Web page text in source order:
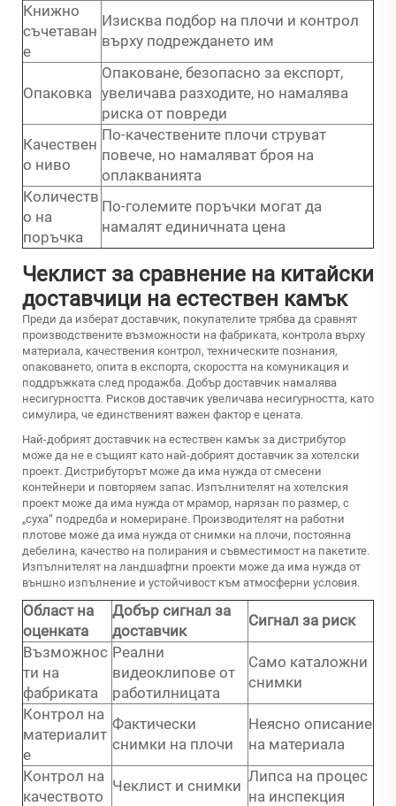
Книжно
съчетаван
е
Изисква подбор на плочи и контрол
върху подреждането им
Опаковка
Опаковане, безопасно за експорт,
увеличава разходите, но намалява
риска от повреди
Качествен
о ниво
По-качествените плочи струват
повече, но намаляват броя на
оплакванията
Количеств
о на
поръчка
По-големите поръчки могат да
намалят единичната цена
Чеклист за сравнение на китайски
доставчици на естествен камък
Преди да изберат доставчик, покупателите трябва да сравнят
производствените възможности на фабриката, контрола върху
материала, качествения контрол, техническите познания,
опаковането, опита в експорта, скоростта на комуникация и
поддръжката след продажба. Добър доставчик намалява
несигурността. Рисков доставчик увеличава несигурността, като
симулира, че единственият важен фактор е цената.
Най-добрият доставчик на естествен камък за дистрибутор
може да не е същият като най-добрият доставчик за хотелски
проект. Дистрибуторът може да има нужда от смесени
контейнери и повторяем запас. Изпълнителят на хотелския
проект може да има нужда от мрамор, нарязан по размер, с
„суха“ подредба и номериране. Производителят на работни
плотове може да има нужда от снимки на плочи, постоянна
дебелина, качество на полирания и съвместимост на пакетите.
Изпълнителят на ландшафтни проекти може да има нужда от
външно изпълнение и устойчивост към атмосферни условия.
Област на
оценката
Добър сигнал за
доставчик
Сигнал за риск
Възможнос
ти на
фабриката
Реални
видеоклипове от
работилницата
Само каталожни
снимки
Контрол на
материалит
е
Фактически
снимки на плочи
Неясно описание
на материала
Контрол на
качеството
Чеклист и снимки
Липса на процес
на инспекция